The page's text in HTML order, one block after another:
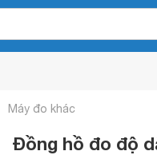
Máy đo khác
Đồng hồ đo độ